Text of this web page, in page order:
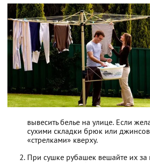
вывесить белье на улице. Если
сухими складки брюк или
«стрелками» кверху.
При сушке рубашек вешайте их за